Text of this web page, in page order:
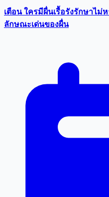
เตือน ใครมีผื่นเรื้อรังรักษาไม่
ลักษณะเด่นของผื่น